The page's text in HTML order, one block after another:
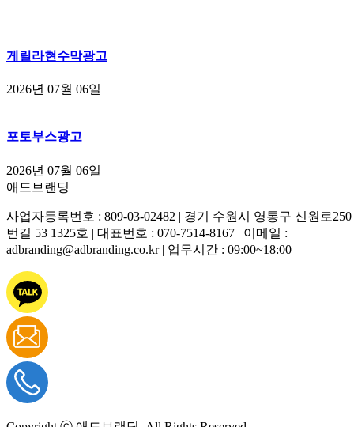
게릴라현수막광고
2026년 07월 06일
포토부스광고
2026년 07월 06일
애드브랜딩
사업자등록번호 : 809-03-02482 | 경기 수원시 영통구 신원로250
번길 53 1325호 | 대표번호 : 070-7514-8167 | 이메일 :
adbranding@adbranding.co.kr | 업무시간 : 09:00~18:00